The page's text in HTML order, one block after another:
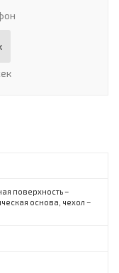
поверхность –
основа, чехол –